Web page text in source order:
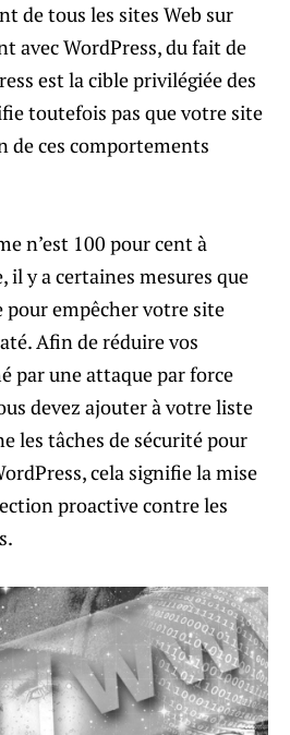
de tous les sites Web sur
avec WordPress, du fait de
est la cible privilégiée des
toutefois pas que votre site
de ces comportements
n’est 100 pour cent à
il y a certaines mesures que
pour empêcher votre site
Afin de réduire vos
par une attaque par force
devez ajouter à votre liste
les tâches de sécurité pour
cela signifie la mise
proactive contre les